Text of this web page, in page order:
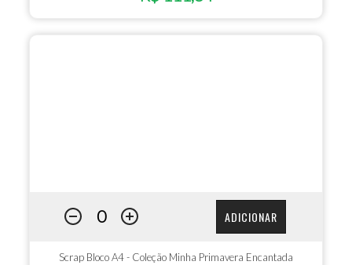
ADICIONAR
Scrap Bloco A4 - Coleção Minha Primavera Encantada